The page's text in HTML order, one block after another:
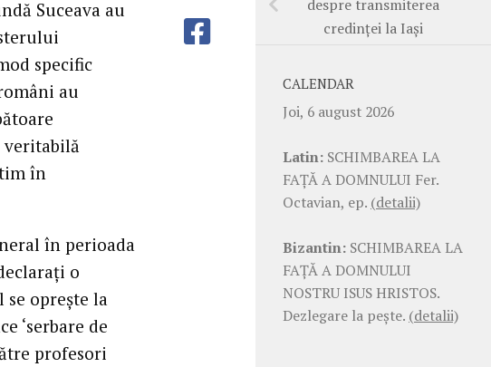
Suceava au
specific
au
veritabilă
în
în perioada
o
opreşte la
‘serbare de
profesori
despre transmiterea
credinţei la Iaşi
CALENDAR
Joi, 6 august 2026
Latin: SCHIMBAREA LA
FAŢĂ A DOMNULUI Fer.
Octavian, ep. (detalii)
Bizantin: SCHIMBAREA LA
FAŢĂ A DOMNULUI
NOSTRU ISUS HRISTOS.
Dezlegare la pește. (detalii)